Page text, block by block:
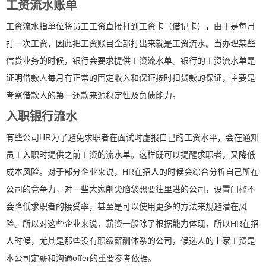
工资流水账单
工资流水指单位将员工工资直接打到工资卡（借记卡），由于是每月
打一次工资，因此把工资账目全部打出来就是工资流水。当办理某些
信贷业务的时候，银行会要求提供工资流水单。银行的工资流水单是
证明借款人每月有正常的固定收入和保证按时扣贷款的保证，主要是
考察借款人的第一还款来源稳定性及负债能力。
入职银行流水
有些公司HR为了避免求职者在面试时虚报自己的工资水平，会在通知
员工入职时提供之前工资的流水单。这样既可以提醒求职者，又降低
成本风险。对于部分企业来说，HR在招人的时候会综合分析自己所在
公司的竞争力，对一些大家削尖脑袋想要往里进的公司，设置门槛不
会降低求职者的接受率，甚至是可以使用更多的方法来规避潜在风
险。所以对这些企业来说，薪资一般除了根据能力体现，所以HR在招
人时候，尤其是那些没有职级薪酬体系的公司，候选人的上家工资是
本公司定薪和沟通offer的重要参考依据。